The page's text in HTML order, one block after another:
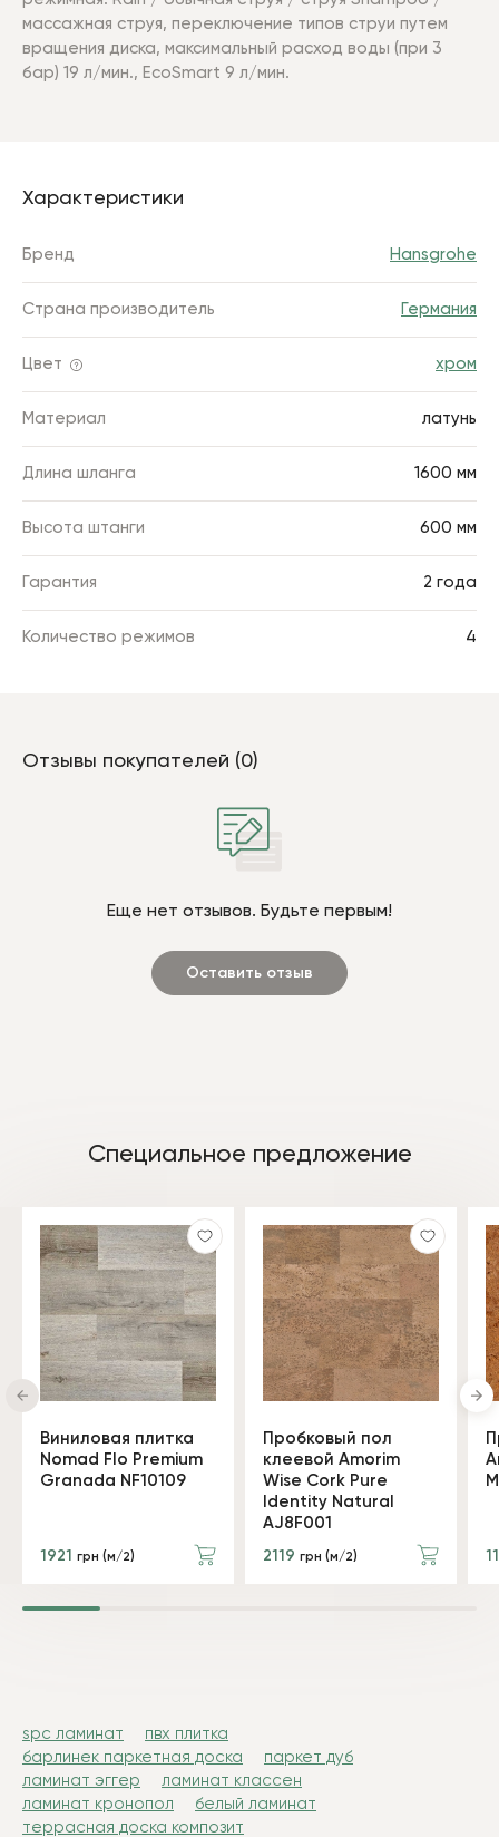
массажная струя, переключение типов струи путем
вращения диска, максимальный расход воды (при 3
бар) 19 л/мин., EcoSmart 9 л/мин.
Характеристики
Бренд Hansgrohe
Страна производитель Германия
Цвет хром
Материал латунь
Длина шланга 1600 мм
Высота штанги 600 мм
Гарантия 2 года
Количество режимов 4
Отзывы покупателей (0)
Еще нет отзывов. Будьте первым!
Оставить отзыв
Специальное предложение
Виниловая плитка
Nomad Flo Premium
Granada NF10109
1921 грн (м/2)
Пробковый пол
клеевой Amorim
Wise Cork Pure
Identity Natural
AJ8F001
2119 грн (м/2)
spc ламинат
пвх плитка
барлинек паркетная доска
паркет дуб
ламинат эггер
ламинат классен
ламинат кронопол
белый ламинат
террасная доска композит